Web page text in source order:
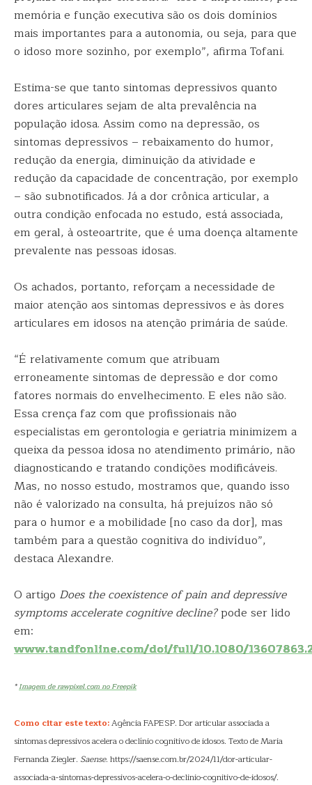
memória e função executiva são os dois domínios
mais importantes para a autonomia, ou seja, para que
o idoso more sozinho, por exemplo”, afirma Tofani.
Estima-se que tanto sintomas depressivos quanto
dores articulares sejam de alta prevalência na
população idosa. Assim como na depressão, os
sintomas depressivos – rebaixamento do humor,
redução da energia, diminuição da atividade e
redução da capacidade de concentração, por exemplo
– são subnotificados. Já a dor crônica articular, a
outra condição enfocada no estudo, está associada,
em geral, à osteoartrite, que é uma doença altamente
prevalente nas pessoas idosas.
Os achados, portanto, reforçam a necessidade de
maior atenção aos sintomas depressivos e às dores
articulares em idosos na atenção primária de saúde.
“É relativamente comum que atribuam
erroneamente sintomas de depressão e dor como
fatores normais do envelhecimento. E eles não são.
Essa crença faz com que profissionais não
especialistas em gerontologia e geriatria minimizem a
queixa da pessoa idosa no atendimento primário, não
diagnosticando e tratando condições modificáveis.
Mas, no nosso estudo, mostramos que, quando isso
não é valorizado na consulta, há prejuízos não só
para o humor e a mobilidade [no caso da dor], mas
também para a questão cognitiva do indivíduo”,
destaca Alexandre.
O artigo Does the coexistence of pain and depressive
symptoms accelerate cognitive decline?pode ser lido
em:
www.tandfonline.com/doi/full/10.1080/
*Imagem de rawpixel.com no Freepik
Como citar este texto:Agência FAPESP. Dor articular associada a
sintomas depressivos acelera o declínio cognitivo de idosos. Texto de Maria
Fernanda Ziegler. Saense. https://saense.com.br/2024/11/dor-articular-
associada-a-sintomas-depressivos-acelera-o-declinio-cognitivo-de-idosos/.